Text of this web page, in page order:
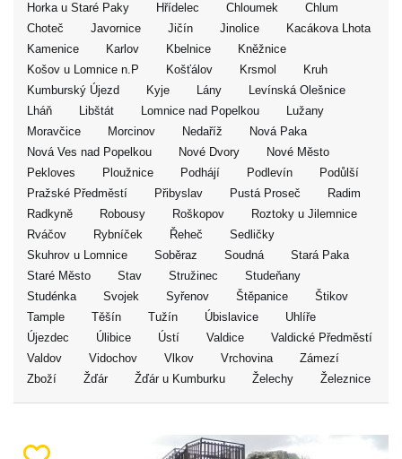
Horka u Staré Paky
Hřídelec Chloumek
Chlum
Choteč
Javornice Jičín Jinolice
Kacákova Lhota
Kamenice
Karlov Kbelnice
Kněžnice
Košov u Lomnice n.P
Košťálov Krsmol
Kruh
Kumburský Újezd
Kyje Lány
Levínská Olešnice
Lháň
Libštát Lomnice nad Popelkou
Lužany
Moravčice
Morcinov Nedaříž
Nová Paka
Nová Ves nad Popelkou
Nové Dvory
Nové Město
Pekloves
Ploužnice Podhájí Podlevín
Podůlší
Pražské Předměstí
Přibyslav Pustá Proseč
Radim
Radkyně
Robousy Roškopov
Roztoky u Jilemnice
Rváčov
Rybníček Řeheč
Sedličky
Skuhrov u Lomnice
Soběraz Soudná
Stará Paka
Staré Město
Stav Stružinec
Studeňany
Studénka
Svojek Syřenov Štěpanice
Štikov
Tample
Těšín Tužín Úbislavice
Uhlíře
Újezdec
Úlibice Ústí Valdice
Valdické Předměstí
Valdov
Vidochov Vlkov Vrchovina
Zámezí
Zboží
Žďár Žďár u Kumburku Želechy Železnice